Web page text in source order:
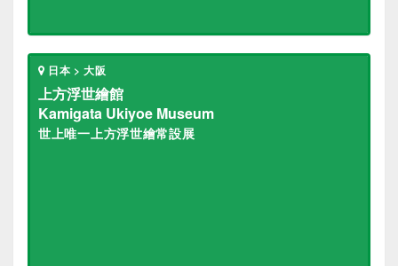
日本 > 大阪
上方浮世繪館
Kamigata Ukiyoe Museum
世上唯一上方浮世繪常設展